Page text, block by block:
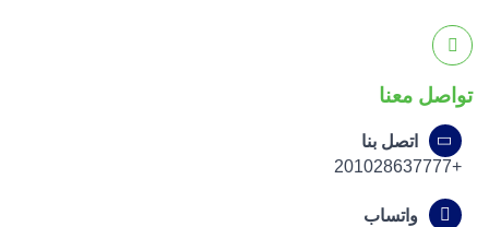
تواصل معنا
اتصل بنا
+201028637777
واتساب